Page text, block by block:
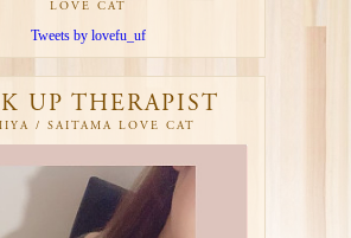
LOVE CAT
Tweets by lovefu_uf
UP THERAPIST
/ SAITAMA LOVE CAT